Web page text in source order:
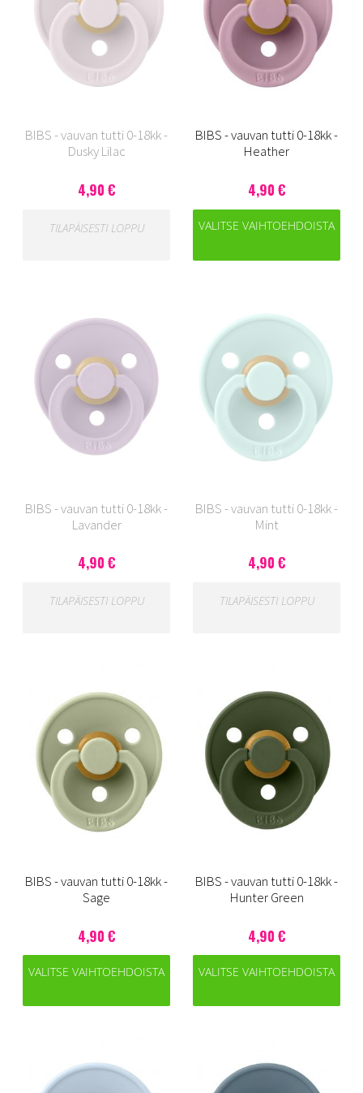
BIBS - vauvan tutti 0-18kk -
Dusky Lilac
4,90 €
TILAPÄISESTI LOPPU
BIBS - vauvan tutti 0-18kk -
Heather
4,90 €
VALITSE VAIHTOEHDOISTA
BIBS - vauvan tutti 0-18kk -
Lavander
4,90 €
TILAPÄISESTI LOPPU
BIBS - vauvan tutti 0-18kk -
Mint
4,90 €
TILAPÄISESTI LOPPU
BIBS - vauvan tutti 0-18kk -
Sage
4,90 €
VALITSE VAIHTOEHDOISTA
BIBS - vauvan tutti 0-18kk -
Hunter Green
4,90 €
VALITSE VAIHTOEHDOISTA